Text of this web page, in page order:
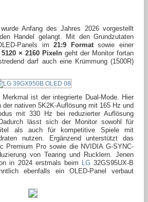
wurde Anfang des Jahres 2026 vorgestellt
Handel gelangt. Mit den Grundzutaten
Panels im21:9 Formatsowie einer
5120 × 2160 Pixeln geht der Monitor fortan
darf auch eine Krümmung (1500R)
ist der integrierte Dual-Mode. Hier
der nativen 5K2K-Auflösung mit 165 Hz und
mit 330 Hz bei reduzierter Auflösung
lässt sich der Monitor sowohl für
als auch für kompetitive Spiele mit
nutzen. Ergänzend unterstützt das
Premium Pro sowie die NVIDIA G-SYNC-
von Tearing und Rucklern. Jenen
in 2024 erstmals beim LG32GS95UX-B
ebenfalls ein OLED‑Panel verbaut